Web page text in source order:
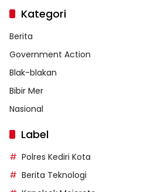
Kategori
Berita
Government Action
Blak-blakan
Bibir Mer
Nasional
Label
Polres Kediri Kota
Berita Teknologi